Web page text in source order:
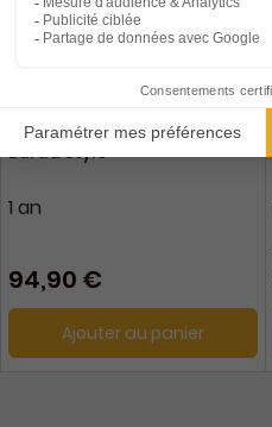
Burda Style
1 an
94,90 €
Ajouter au panier